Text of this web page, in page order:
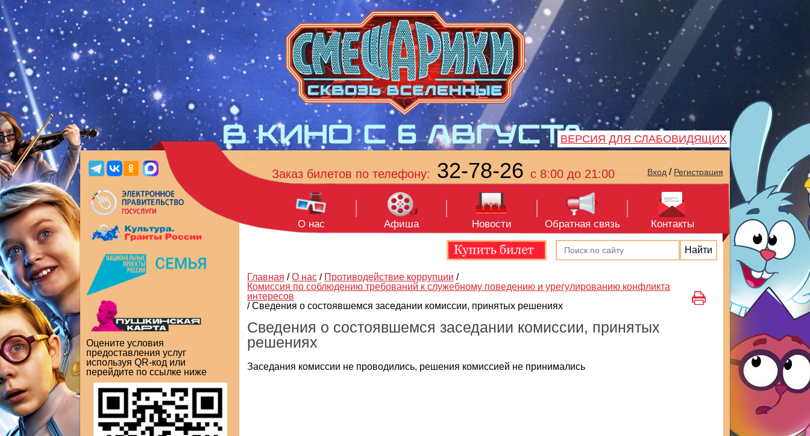
ВЕРСИЯ ДЛЯ СЛАБОВИДЯЩИХ
Оцените условия
предоставления услуг
используя QR-код или
перейдите по ссылке ниже
Заказ билетов по телефону: 32-78-26 с 8:00 до 21:00 Вход / Регистрация
О нас Афиша Новости Обратная связь Контакты
Главная / О нас / Противодействие коррупции /
Комиссия по соблюдению требований к служебному поведению и урегулированию конфликта
интересов
/ Сведения о состоявшемся заседании комиссии, принятых решениях
Сведения о состоявшемся заседании комиссии, принятых
решениях
Заседания комиссии не проводились, решения комиссией не принимались